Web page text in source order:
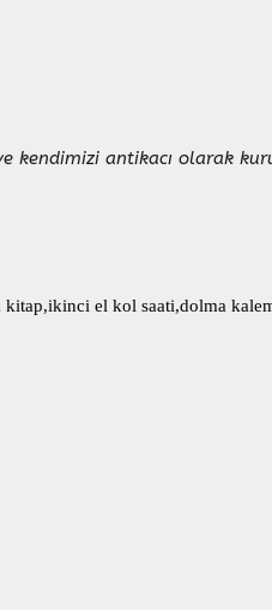
kendimizi antikacı olarak
el kol saati,dolma